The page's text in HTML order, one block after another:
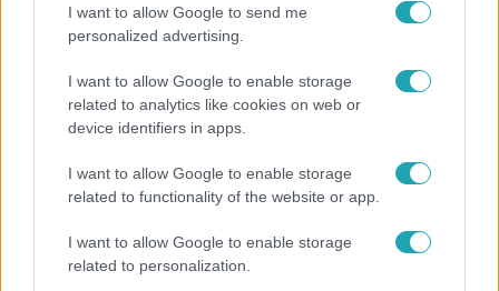
I want to allow Google to send me
personalized advertising.
I want to allow Google to enable storage
related to analytics like cookies on web or
device identifiers in apps.
I want to allow Google to enable storage
related to functionality of the website or app.
I want to allow Google to enable storage
related to personalization.
17:24